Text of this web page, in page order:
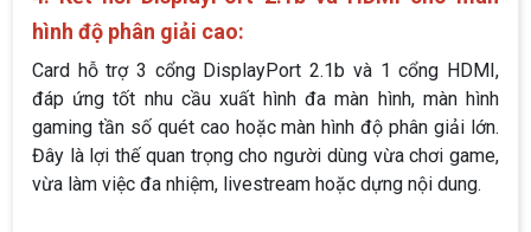
hình độ phân giải cao:
Card hỗ trợ 3 cổng DisplayPort 2.1b và 1 cổng HDMI,
đáp ứng tốt nhu cầu xuất hình đa màn hình, màn hình
gaming tần số quét cao hoặc màn hình độ phân giải lớn.
Đây là lợi thế quan trọng cho người dùng vừa chơi game,
vừa làm việc đa nhiệm, livestream hoặc dựng nội dung.